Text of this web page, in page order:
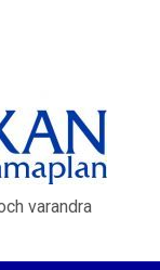
varandra